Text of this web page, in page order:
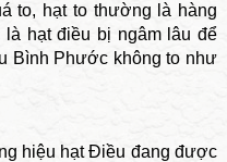
to, hạt to thường là hàng
hạt điều bị ngâm lâu để
Bình Phước không to như
hiệu hạt Điều đang được